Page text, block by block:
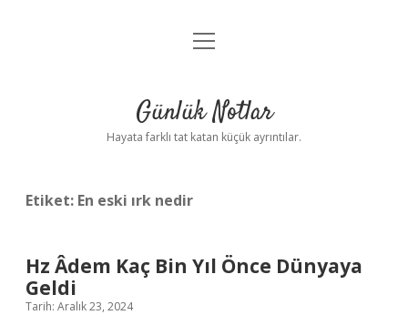
Anasayfa
Yasal Uyarı
menüyü
Günlük Notlar
Hayata farklı tat katan küçük ayrıntılar.
Etiket: En eski ırk nedir
Hz Âdem Kaç Bin Yıl Önce Dünyaya
Geldi
Tarih: Aralık 23, 2024